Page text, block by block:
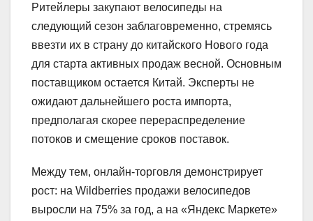
Ритейлеры закупают велосипеды на
следующий сезон заблаговременно, стремясь
ввезти их в страну до китайского Нового года
для старта активных продаж весной. Основным
поставщиком остается Китай. Эксперты не
ожидают дальнейшего роста импорта,
предполагая скорее перераспределение
потоков и смещение сроков поставок.
Между тем, онлайн-торговля демонстрирует
рост: на Wildberries продажи велосипедов
выросли на 75% за год, а на «Яндекс Маркете»